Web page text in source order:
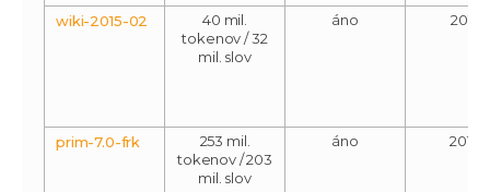
wiki-2015-02
40 mil.
tokenov / 32
mil. slov
áno 2015
prim-7.0-frk
253 mil.
tokenov / 203
mil. slov
áno 2018